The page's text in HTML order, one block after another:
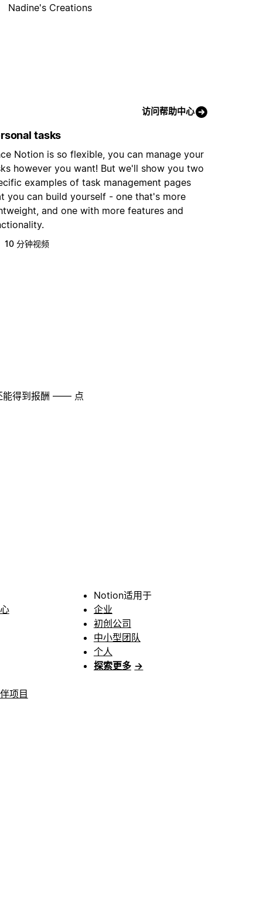
Nadine's Creations
访问帮助中心
tasks
Notion is so flexible, you can manage your
however you want! But we'll show you two
examples of task management pages
you can build yourself - one that's more
and one with more features and
10 分钟视频
能得到报酬 —— 点
项目
Notion适用于
企业
初创公司
中小型团队
个人
探索更多 →